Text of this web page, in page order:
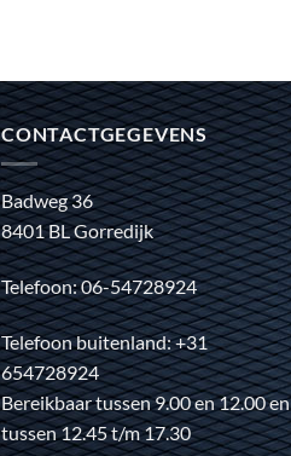
CONTACTGEGEVENS
Badweg 36
8401 BL Gorredijk
Telefoon: 06-54728924
Telefoon buitenland: +31
654728924
Bereikbaar tussen 9.00 en 12.00 en
tussen 12.45 t/m 17.30